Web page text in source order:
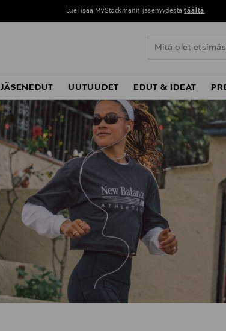
Lue lisää MyStockmann-jäsenyydestä täältä
JÄSENEDUT UUTUUDET EDUT & IDEAT